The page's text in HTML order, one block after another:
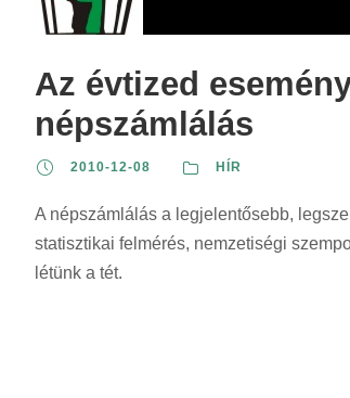
Az évtized
népszámlálás
2010-12-08 HÍR
A népszámlálás a legjelentősebb,
statisztikai felmérés, nemzetiségi
létünk a tét.